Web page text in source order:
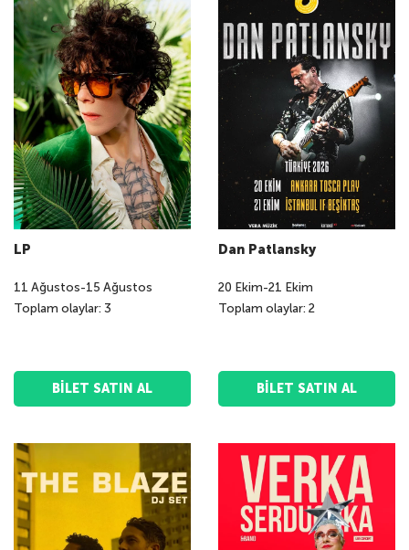
LP
11 Ağustos-15 Ağustos
Toplam olaylar: 3
BILET SATIN AL
Dan Patlansky
20 Ekim-21 Ekim
Toplam olaylar: 2
BILET SATIN AL